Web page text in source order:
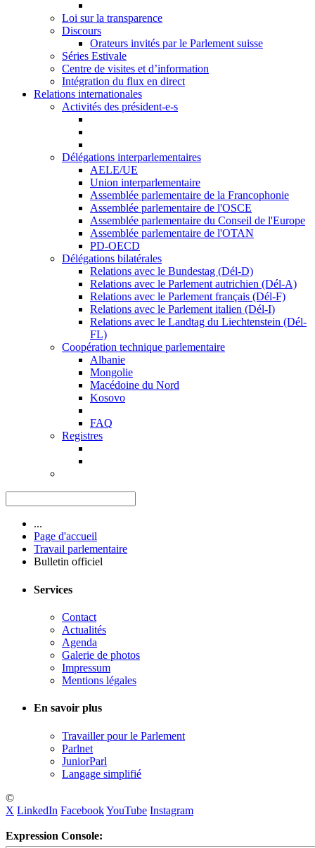
Loi sur la transparence
Discours
Orateurs invités par le Parlement suisse
Séries Estivale
Centre de visites et d’information
Intégration du flux en direct
Relations internationales
Activités des président-e-s
Délégations interparlementaires
AELE/UE
Union interparlementaire
Assemblée parlementaire de la Francophonie
Assemblée parlementaire de l'OSCE
Assemblée parlementaire du Conseil de l'Europe
Assemblée parlementaire de l'OTAN
PD-OECD
Délégations bilatérales
Relations avec le Bundestag (Dél-D)
Relations avec le Parlement autrichien (Dél-A)
Relations avec le Parlement français (Dél-F)
Relations avec le Parlement italien (Dél-I)
Relations avec le Landtag du Liechtenstein (Dél-
FL)
Coopération technique parlementaire
Albanie
Mongolie
Macédoine du Nord
Kosovo
FAQ
Registres
...
Page d'accueil
Travail parlementaire
Bulletin officiel
Services
Contact
Actualités
Agenda
Galerie de photos
Impressum
Mentions légales
En savoir plus
Travailler pour le Parlement
Parlnet
JuniorParl
Langage simplifié
©
X LinkedIn FacebookYouTube Instagram
Expression Console: